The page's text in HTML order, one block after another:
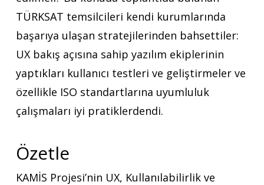
TÜRKSAT temsilcileri kendi kurumlarında
başarıya ulaşan stratejilerinden bahsettiler:
UX bakış açısına sahip yazılım ekiplerinin
yaptıkları kullanıcı testleri ve geliştirmeler ve
özellikle ISO standartlarına uyumluluk
çalışmaları iyi pratiklerdendi.
Özetle
KAMİS Projesi’nin UX, Kullanılabilirlik ve